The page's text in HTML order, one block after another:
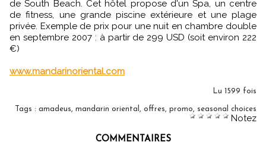
de South Beach. Cet hôtel propose d'un Spa, un centre
de fitness, une grande piscine extérieure et une plage
privée. Exemple de prix pour une nuit en chambre double
en septembre 2007 : à partir de 299 USD (soit environ 222
€)
www.mandarinoriental.com
Lu 1599 fois
Tags : amadeus mandarin oriental offres promo seasonal choices
Notez
COMMENTAIRES